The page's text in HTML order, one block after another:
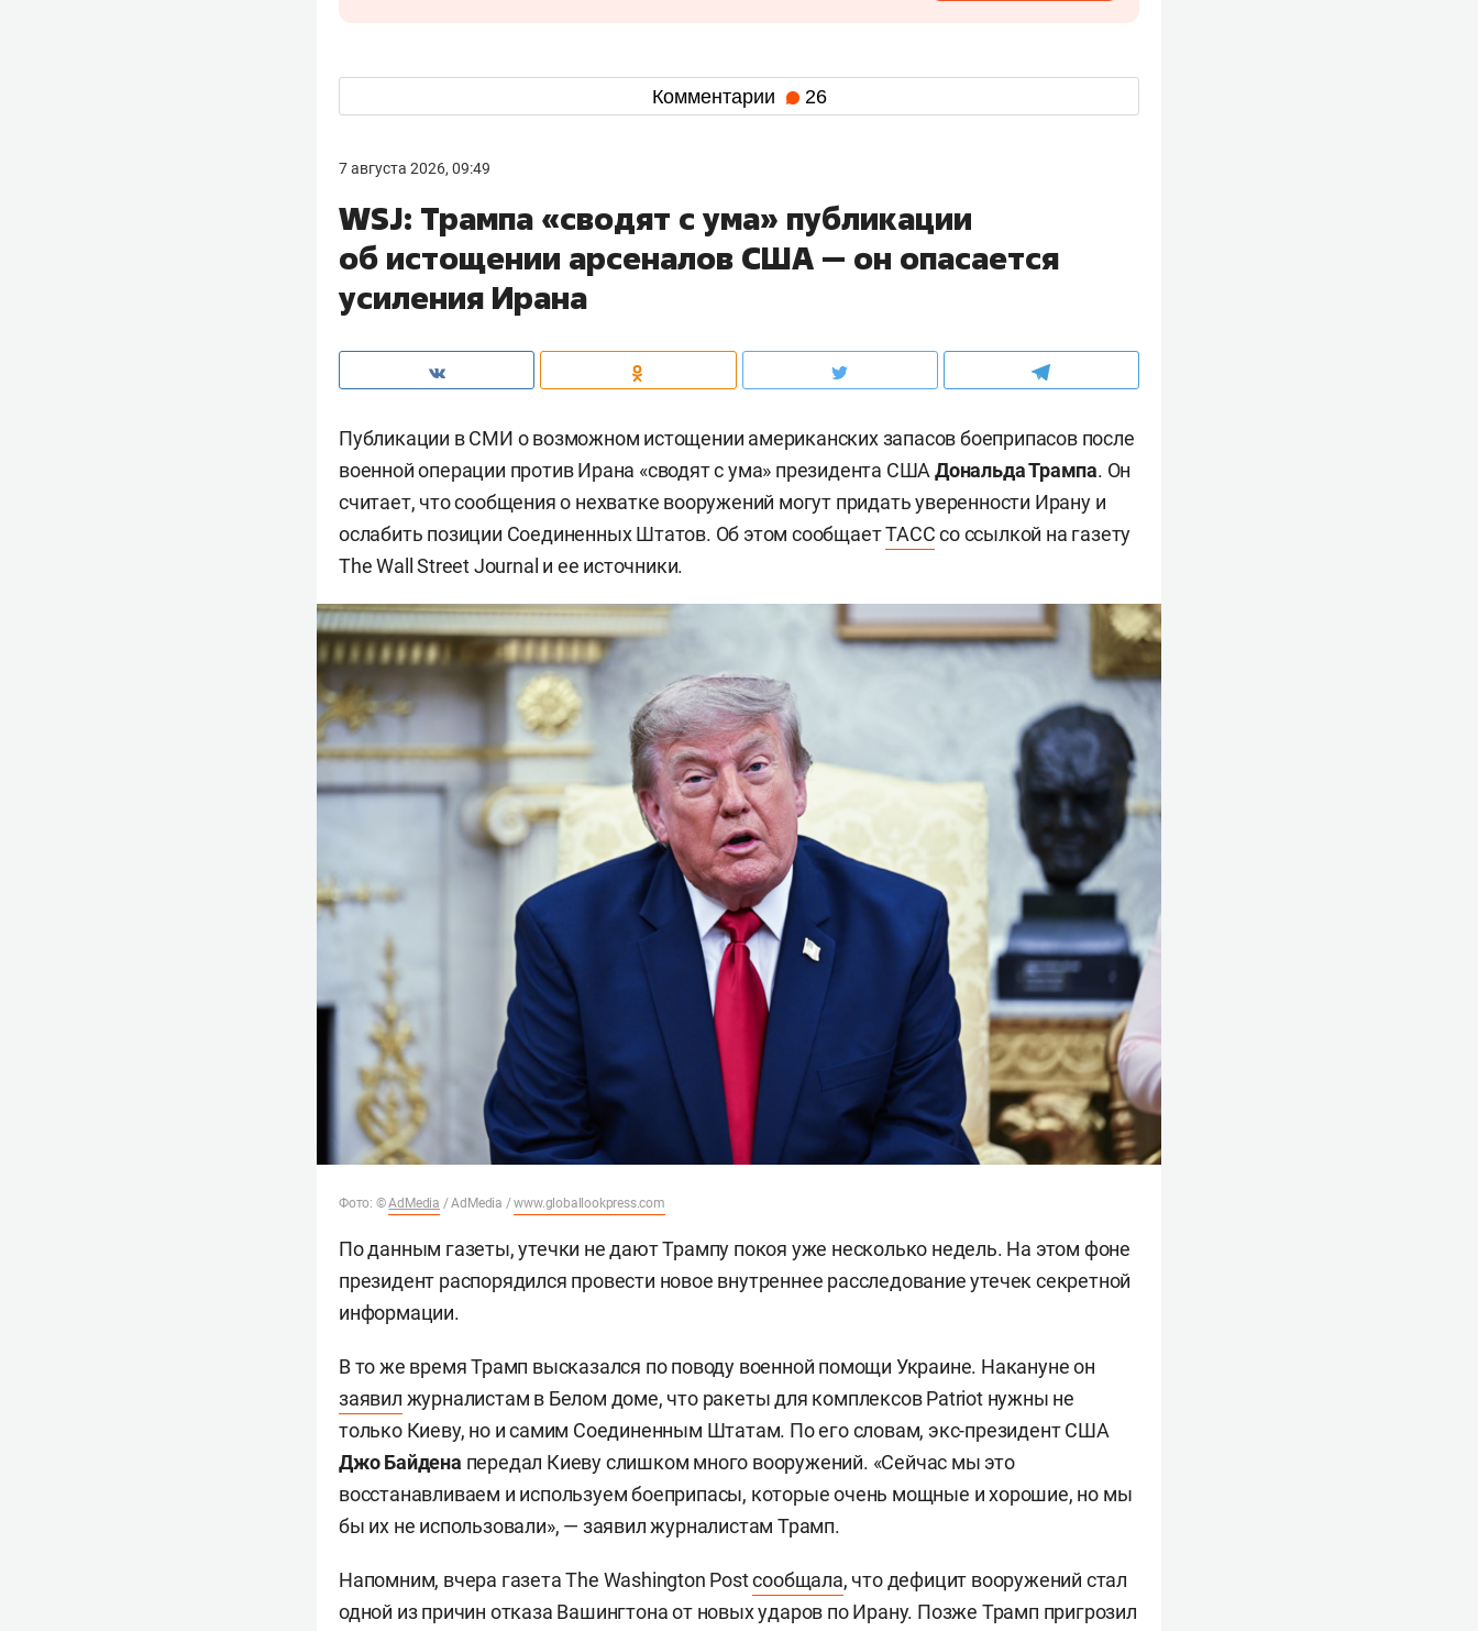
Комментарии 26
7 августа 2026, 09:49
WSJ: Трампа «сводят с ума» публикации
об истощении арсеналов США — он опасается
усиления Ирана
Публикации в СМИ о возможном истощении американских запасов боеприпасов после
военной операции против Ирана «сводят с ума» президента США Дональда Трампа. Он
считает, что сообщения о нехватке вооружений могут придать уверенности Ирану и
ослабить позиции Соединенных Штатов. Об этом сообщаетТАССсо ссылкой на газету
The Wall Street Journal и ее источники.
Фото: ©AdMedia / AdMedia /www.globallookpress.com
По данным газеты, утечки не дают Трампу покоя уже несколько недель. На этом фоне
президент распорядился провести новое внутреннее расследование утечек секретной
информации.
В то же время Трамп высказался по поводу военной помощи Украине. Накануне он
заявил журналистам в Белом доме, что ракеты для комплексов Patriot нужны не
только Киеву, но и самим Соединенным Штатам. По его словам, экс-президент США
Джо Байдена передал Киеву слишком много вооружений. «Сейчас мы это
восстанавливаем и используем боеприпасы, которые очень мощные и хорошие, но мы
бы их не использовали», — заявил журналистам Трамп.
Напомним, вчера газета The Washington Postсообщала, что дефицит вооружений стал
одной из причин отказа Вашингтона от новых ударов по Ирану. Позже Трамп пригрозил